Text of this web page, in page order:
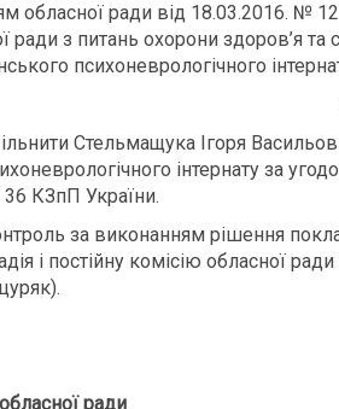
обласної ради від 18.03.2016. №
ради з питань охорони здоров’я та
психоневрологічного
Стельмащука Ігоря
інтернату за
36 КЗпП України.
за виконанням рішення
і постійну комісію обласної
обласної